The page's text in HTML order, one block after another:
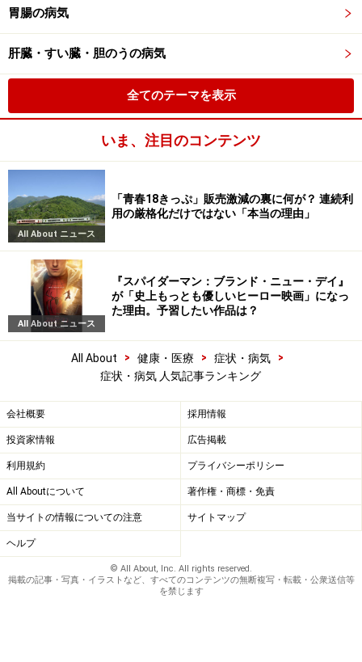
胃腸の病気
肝臓・すい臓・胆のうの病気
全てのテーマを表示
いま、注目のコンテンツ
All About ニュース
「青春18きっぷ」販売激減の裏に何が？ 連続利
用の厳格化だけではない「本当の理由」
All About ニュース
『スパイダーマン：ブランド・ニュー・デイ』
が「史上もっとも優しいヒーロー映画」になっ
た理由。予習したい作品は？
All About > 健康・医療 > 症状・病気
>
症状・病気 人気記事ランキング
会社概要 採用情報
投資家情報 広告掲載
利用規約 プライバシーポリシー
All Aboutについて 著作権・商標・免責
当サイトの情報についての注意 サイトマップ
ヘルプ
© All About, Inc. All rights reserved.
掲載の記事・写真・イラストなど、すべてのコンテンツの無断複写・転載・公衆送信等
を禁じます